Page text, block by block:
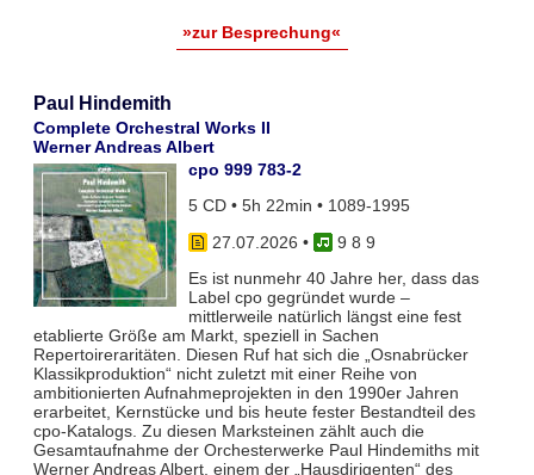
»zur Besprechung«
Paul Hindemith
Complete Orchestral Works II
Werner Andreas Albert
cpo 999 783-2
5 CD • 5h 22min • 1089-1995
27.07.2026 •
9 8 9
Es ist nunmehr 40 Jahre her, dass das
Label cpo gegründet wurde –
mittlerweile natürlich längst eine fest
etablierte Größe am Markt, speziell in Sachen
Repertoireraritäten. Diesen Ruf hat sich die „Osnabrücker
Klassikproduktion“ nicht zuletzt mit einer Reihe von
ambitionierten Aufnahmeprojekten in den 1990er Jahren
erarbeitet, Kernstücke und bis heute fester Bestandteil des
cpo-Katalogs. Zu diesen Marksteinen zählt auch die
Gesamtaufnahme der Orchesterwerke Paul Hindemiths mit
Werner Andreas Albert, einem der „Hausdirigenten“ des